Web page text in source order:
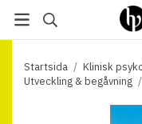
Startsida / Klinisk
Utveckling & begåvning /